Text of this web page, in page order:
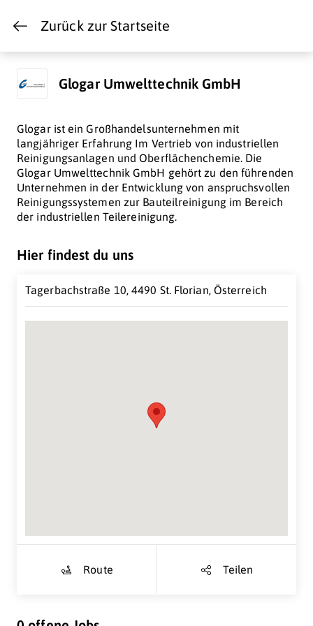
Zurück zur Startseite
Glogar Umwelttechnik GmbH
Glogar ist ein Großhandelsunternehmen mit
langjähriger Erfahrung Im Vertrieb von industriellen
Reinigungsanlagen und Oberflächenchemie. Die
Glogar Umwelttechnik GmbH gehört zu den führenden
Unternehmen in der Entwicklung von anspruchsvollen
Reinigungssystemen zur Bauteilreinigung im Bereich
der industriellen Teilereinigung.
Hier findest du uns
Tagerbachstraße 10, 4490 St. Florian, Österreich
Route Teilen